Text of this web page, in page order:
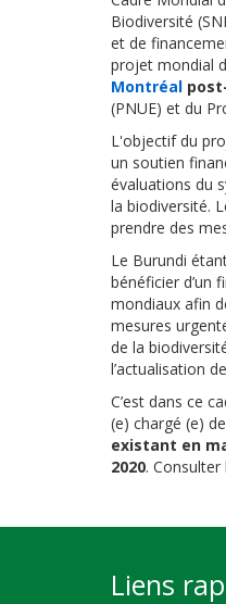
Biodiversité
et de
projet mondial
Montréal
(PNUE) et du
L'objectif du
un soutien
évaluations du
la biodiversité.
prendre des
Le Burundi
bénéficier d’un
mondiaux afin
mesures
de la
l’actualisation
C’est dans ce
(e) chargé (e)
existant en
2020. Consulter
Liens